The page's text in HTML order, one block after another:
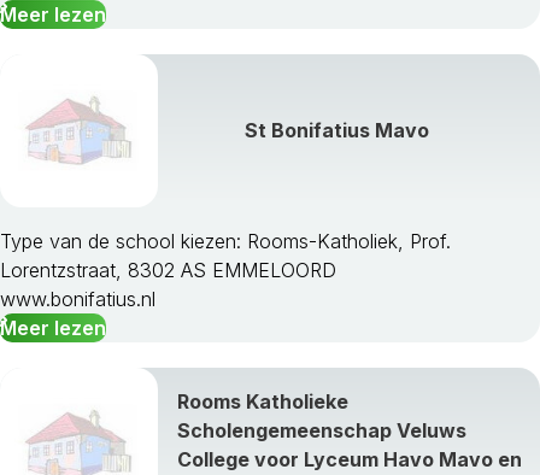
Meer lezen
St Bonifatius Mavo
Type van de school kiezen: Rooms-Katholiek, Prof.
Lorentzstraat, 8302 AS EMMELOORD
www.bonifatius.nl
Meer lezen
Rooms Katholieke
Scholengemeenschap Veluws
College voor Lyceum Havo Mavo en